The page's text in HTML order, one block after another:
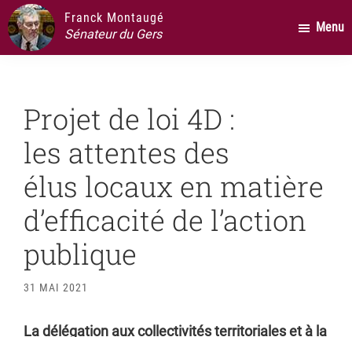
Passer
au
contenu
Passer
la
principale
Passer
au
pied
Franck Montaugé
Sénateur du Gers
Menu
Projet de loi 4D :
les attentes des
élus locaux en matière
d’efficacité de l’action
publique
31 MAI 2021
La délégation aux collectivités territoriales et à la